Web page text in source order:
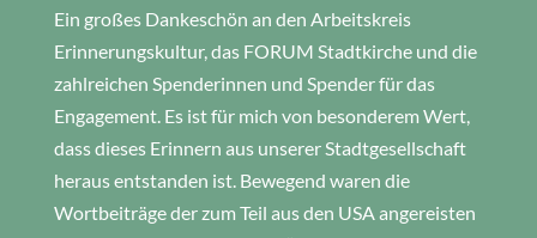
Ein großes Dankeschön an den Arbeitskreis
Erinnerungskultur, das FORUM Stadtkirche und die
zahlreichen Spenderinnen und Spender für das
Engagement. Es ist für mich von besonderem Wert,
dass dieses Erinnern aus unserer Stadtgesellschaft
heraus entstanden ist. Bewegend waren die
Wortbeiträge der zum Teil aus den USA angereisten